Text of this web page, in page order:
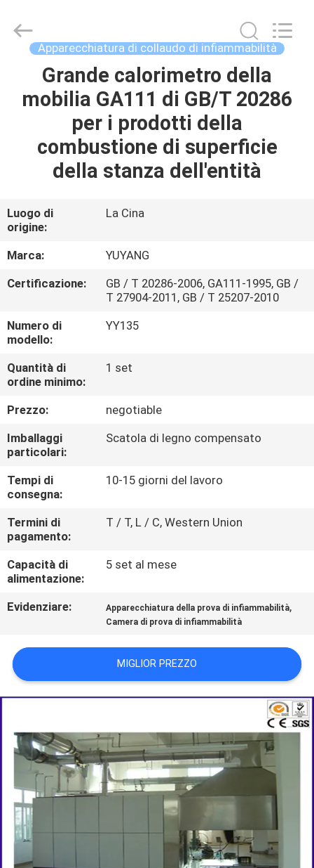
CASA
PRODOTTI
MOSTRA
CIRCA
NOI
DELLA
FABBRICA
NOTIZIE
RICHIEDA
UNA
CITAZIONE
MAPPA
DEL
POLITICA
SULLA
YUYANG
INSTRUMENT
Apparecchiatura di collaudo di infiammabilità
Grande calorimetro della
mobilia GA111 di GB/T 20286
per i prodotti della
combustione di superficie
della stanza dell'entità
Luogo di
origine:
La Cina
Marca:
YUYANG
Certificazione:
GB / T 20286-2006, GA111-1995, GB /
T 27904-2011, GB / T 25207-2010
Numero di
modello:
YY135
Quantità di
ordine minimo:
1 set
Prezzo:
negotiable
Imballaggi
particolari:
Scatola di legno compensato
Tempi di
consegna:
10-15 giorni del lavoro
Termini di
pagamento:
T / T, L / C, Western Union
Capacità di
alimentazione:
5 set al mese
Evidenziare: Apparecchiatura della prova di infiammabilità,
Camera di prova di infiammabilità
MIGLIOR PREZZO